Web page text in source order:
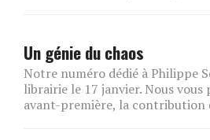
Un génie du chaos
Notre numéro dédié à Philippe
librairie le 17 janvier. Nous
avant-première, la contribution